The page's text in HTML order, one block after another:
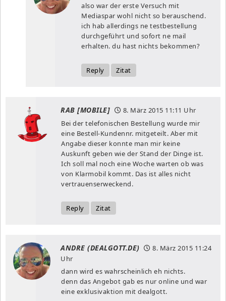
also war der erste Versuch mit
Mediaspar wohl nicht so berauschend.
ich hab allerdings ne testbestellung
durchgeführt und sofort ne mail
erhalten. du hast nichts bekommen?
Reply Zitat
RAB [MOBILE] 8. März 2015 11:11 Uhr
Bei der telefonischen Bestellung wurde mir
eine Bestell-Kundennr. mitgeteilt. Aber mit
Angabe dieser konnte man mir keine
Auskunft geben wie der Stand der Dinge ist.
Ich soll mal noch eine Woche warten ob was
von Klarmobil kommt. Das ist alles nicht
vertrauenserweckend.
Reply Zitat
ANDRE (DEALGOTT.DE) 8. März 2015 11:24
Uhr
dann wird es wahrscheinlich eh nichts.
denn das Angebot gab es nur online und war
eine exklusivaktion mit dealgott.